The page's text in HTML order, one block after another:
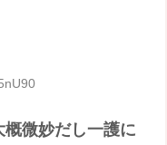
微妙だし一護に